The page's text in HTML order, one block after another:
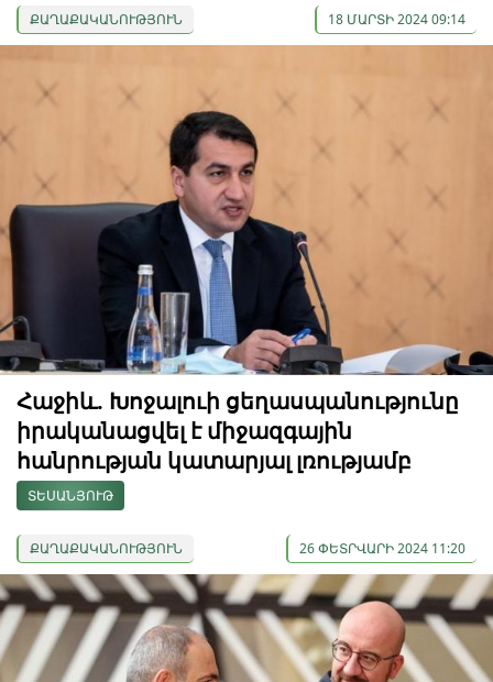
ՔԱՂԱՔԱԿԱՆՈՒԹՅՈՒՆ 18 ՄԱՐՏԻ 2024 09:14
Հաջիև. Խոջալուի ցեղասպանությունը
իրականացվել է միջազգային
հանրության կատարյալ լռությամբ
ՏԵՍԱՆՅՈՒԹ
ՔԱՂԱՔԱԿԱՆՈՒԹՅՈՒՆ 26 ՓԵՏՐՎԱՐԻ 2024 11:20